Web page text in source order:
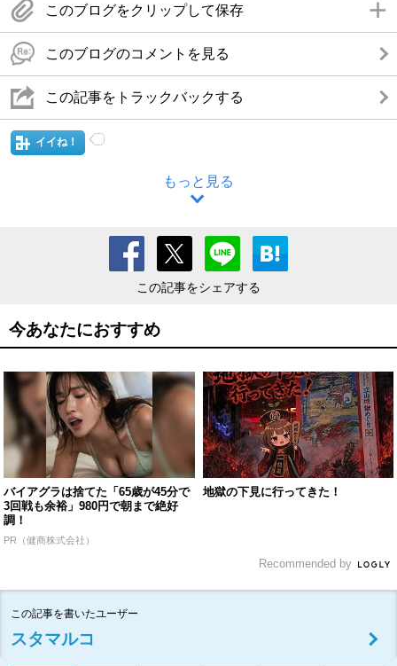
このブログをクリップして保存
このブログのコメントを見る
この記事をトラックバックする
イイね！
もっと見る
この記事をシェアする
今あなたにおすすめ
バイアグラは捨てた「65歳が45分で
3回戦も余裕」980円で朝まで絶好
調！
PR（健商株式会社）
地獄の下見に行ってきた！
Recommended by
この記事を書いたユーザー
スタマルコ